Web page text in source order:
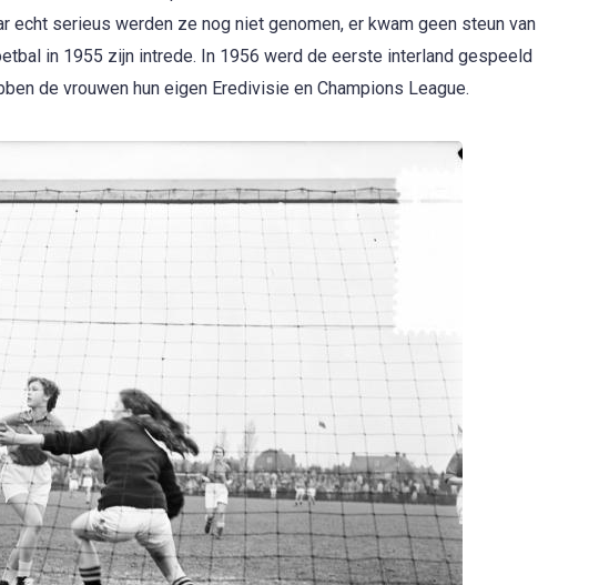
echt serieus werden ze nog niet genomen, er kwam geen steun van
in 1955 zijn intrede. In 1956 werd de eerste interland gespeeld
de vrouwen hun eigen Eredivisie en Champions League.